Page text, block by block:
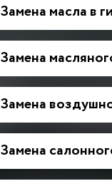
Замена масла в
Замена
Замена
Замена